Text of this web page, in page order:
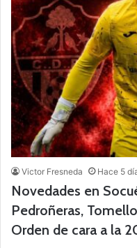
Victor Fresneda Hace 5
Novedades en
Pedroñeras,
Orden de cara a la